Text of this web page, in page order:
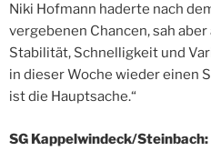
Niki Hofmann haderte nach
vergebenen Chancen, sah
Stabilität, Schnelligkeit und
in dieser Woche wieder einen
ist die Hauptsache.“
SG Kappelwindeck/Steinbach: